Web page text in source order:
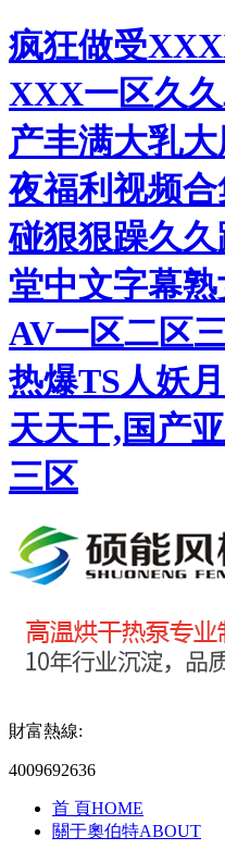
疯狂做受
XXX一区久
产丰满大乳
夜福利视频合
碰狠狠躁久
堂中文字幕
AV一区二区
热爆TS人妖
天天干,国产
三区
財富熱線:
4009692636
首 頁HOME
關于奧伯特ABOUT